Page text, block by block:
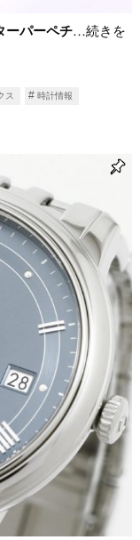
ーパーペチ…続きを
ス 時計情報